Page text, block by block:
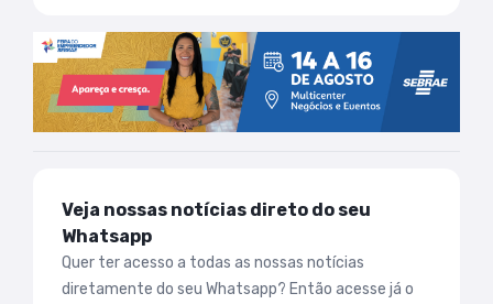
Veja nossas notícias direto do seu
Whatsapp
Quer ter acesso a todas as nossas notícias
diretamente do seu Whatsapp? Então acesse já o